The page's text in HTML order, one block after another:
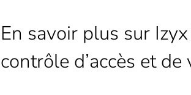
En savoir plus sur
contrôle d’accès et